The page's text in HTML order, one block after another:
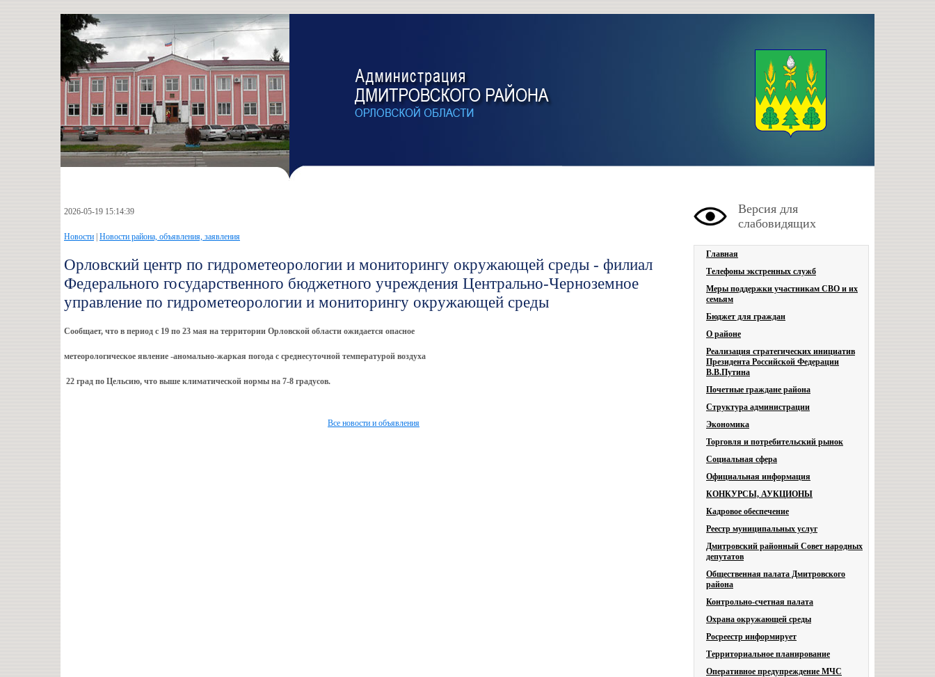
2026-05-19 15:14:39
Новости Новости района, объявления, заявления
Орловский центр по гидрометеорологии и мониторингу окружающей среды - филиал
Федерального государственного бюджетного учреждения Центрально-Черноземное
управление по гидрометеорологии и мониторингу окружающей среды
Сообщает, что в период с 19 по 23 мая на территории Орловской области ожидается опасное
метеорологическое явление -аномально-жаркая погода с среднесуточной температурой воздуха
22 град по Цельсию, что выше климатической нормы на 7-8 градусов.
Все новости и объявления
Версия для
слабовидящих
Главная
Телефоны экстренных служб
Меры поддержки участникам СВО и их
семьям
Бюджет для граждан
О районе
Реализация стратегических инициатив
Президента Российской Федерации
В.В.Путина
Почетные граждане района
Структура администрации
Экономика
Торговля и потребительский рынок
Социальная сфера
Официальная информация
КОНКУРСЫ, АУКЦИОНЫ
Кадровое обеспечение
Реестр муниципальных услуг
Дмитровский районный Совет народных
депутатов
Общественная палата Дмитровского
района
Контрольно-счетная палата
Охрана окружающей среды
Росреестр информирует
Территориальное планирование
Оперативное предупреждение МЧС